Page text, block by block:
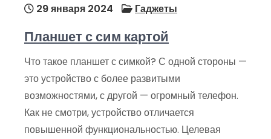
29 января 2024 Гаджеты
Планшет с сим картой
Что такое планшет с симкой? С одной стороны —
это устройство с более развитыми
возможностями, с другой — огромный телефон.
Как не смотри, устройство отличается
повышенной функциональностью. Целевая